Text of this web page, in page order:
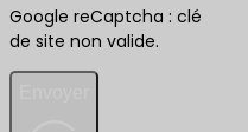
Google reCaptcha : clé
de site non valide.